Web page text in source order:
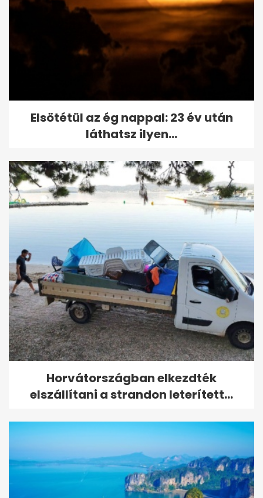
Elsötétül az ég nappal: 23 év után
láthatsz ilyen...
Horvátországban elkezdték
elszállítani a strandon leterített...